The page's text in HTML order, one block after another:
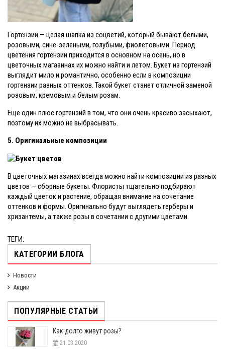
Гортензии — целая шапка из соцветий, который бывают белыми,
розовыми, сине-зелеными, голубыми, фиолетовыми. Период
цветения гортензии приходится в основном на осень, но в
цветочных магазинах их можно найти и летом. Букет из гортензий
выглядит мило и романтично, особенно если в композиции
гортензии разных оттенков. Такой букет станет отличной заменой
розовым, кремовым и белым розам.
Еще один плюс гортензий в том, что они очень красиво засыхают,
поэтому их можно не выбрасывать.
5. Оригинальные композиции
В цветочных магазинах всегда можно найти композиции из разных
цветов — сборные букеты. Флористы тщательно подбирают
каждый цветок и растение, обращая внимание на сочетание
оттенков и формы. Оригинально будут выглядеть герберы и
хризантемы, а также розы в сочетании с другими цветами.
ТЕГИ:
КАТЕГОРИИ БЛОГА
Новости
Акции
ПОПУЛЯРНЫЕ СТАТЬИ
Как долго живут розы?
21.03.2020